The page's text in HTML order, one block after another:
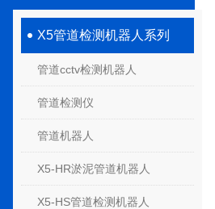
X5管道检测机器人系列
管道cctv检测机器人
管道检测仪
管道机器人
X5-HR淤泥管道机器人
X5-HS管道检测机器人